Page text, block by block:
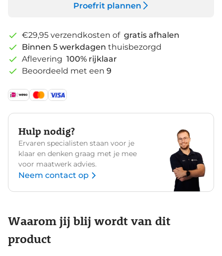
Proefrit plannen
€29,95 verzendkosten of gratis afhalen
Binnen 5 werkdagen thuisbezorgd
Aflevering 100% rijklaar
Beoordeeld met een 9
Hulp nodig?
Ervaren specialisten staan voor je
klaar en denken graag met je mee
voor maatwerk advies.
Neem contact op
Waarom jij blij wordt van dit
product